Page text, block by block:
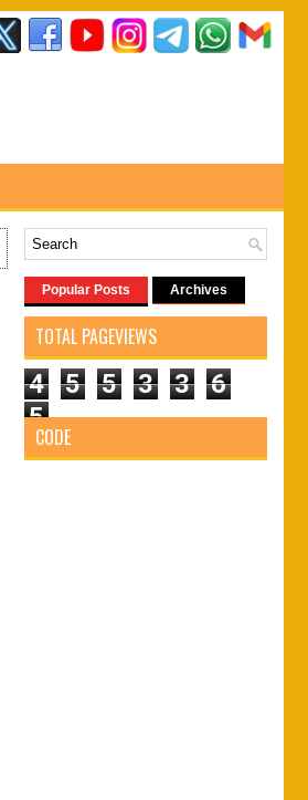
Popular Posts Archives
TOTAL PAGEVIEWS
4 5 5 3 3
6
5
CODE